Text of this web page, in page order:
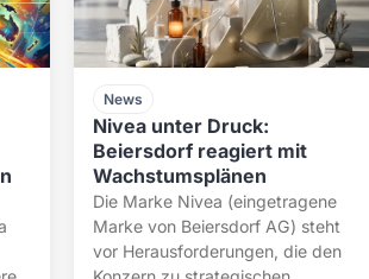
News
Nivea unter Druck:
Beiersdorf reagiert mit
Wachstumsplänen
Die Marke Nivea (eingetragene
Marke von Beiersdorf AG) steht
vor Herausforderungen, die den